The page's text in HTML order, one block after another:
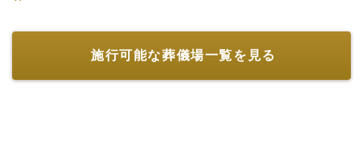
施行可能な葬儀場一覧を見る